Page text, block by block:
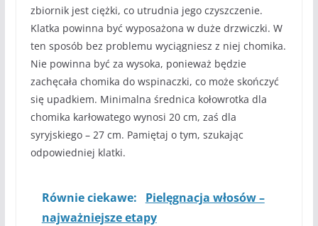
zbiornik jest ciężki, co utrudnia jego czyszczenie.
Klatka powinna być wyposażona w duże drzwiczki. W
ten sposób bez problemu wyciągniesz z niej chomika.
Nie powinna być za wysoka, ponieważ będzie
zachęcała chomika do wspinaczki, co może skończyć
się upadkiem. Minimalna średnica kołowrotka dla
chomika karłowatego wynosi 20 cm, zaś dla
syryjskiego – 27 cm. Pamiętaj o tym, szukając
odpowiedniej klatki.
Równie ciekawe:
Pielęgnacja włosów –
najważniejsze etapy